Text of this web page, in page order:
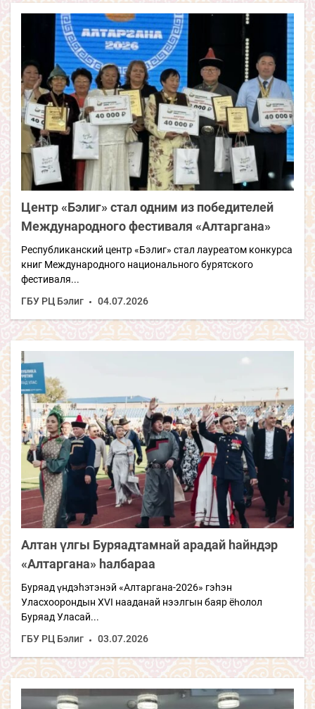
Центр «Бэлиг» стал одним из победителей
Международного фестиваля «Алтаргана»
Республиканский центр «Бэлиг» стал лауреатом конкурса
книг Международного национального бурятского
фестиваля...
ГБУ РЦ Бэлиг
04.07.2026
Алтан үлгы Буряадтамнай арадай hайндэр
«Алтаргана» hалбараа
Буряад үндэhэтэнэй «Алтаргана-2026» гэhэн
Уласхоорондын XVI нааданай нээлгын баяр ёһолол
Буряад Уласай...
ГБУ РЦ Бэлиг
03.07.2026